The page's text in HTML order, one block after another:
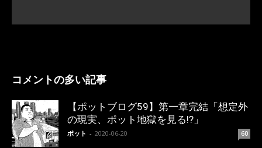
コメントの多い記事
【ポットブログ59】第一章完結「想定外
の現実、ポット地獄を見る!?」
ポット - 2020-06-20 60